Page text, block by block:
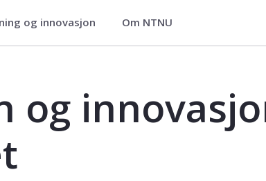
og innovasjon Om NTNU
og